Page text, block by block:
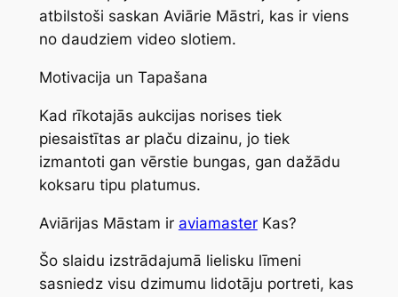
atbilstoši saskan Aviārie Māstri, kas ir viens
no daudziem video slotiem.
Motivacija un Tapašana
Kad rīkotajās aukcijas norises tiek
piesaistītas ar plaču dizainu, jo tiek
izmantoti gan vērstie bungas, gan dažādu
koksaru tipu platumus.
Aviārijas Māstam ir aviamasterKas?
Šo slaidu izstrādajumā lielisku līmeni
sasniedz visu dzimumu lidotāju portreti, kas